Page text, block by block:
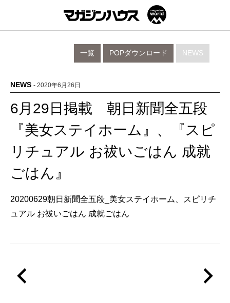
NEWS
POPダウンロード
一覧
NEWS - 2020年6月26日
6月29日掲載 朝日新聞全五段
『美女ステイホーム』、『スピ
リチュアル お祓いごはん 成就
ごはん』
20200629朝日新聞全五段_美女ステイホーム、スピリチ
ュアル お祓いごはん 成就ごはん